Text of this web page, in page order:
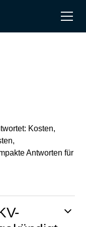
Kosten,
Antworten für